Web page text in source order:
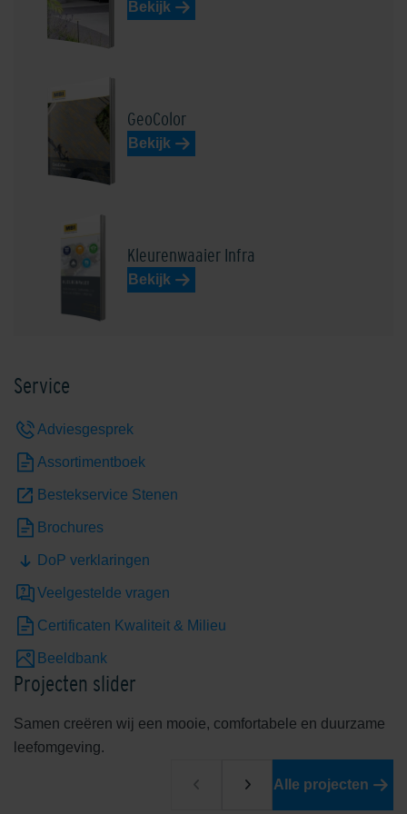
Edelbasaltzwart
Edeldonkerbruin
Edelrood
Bekijk
GeoColor
Bekijk
Kleurenwaaier Infra
Bekijk
Service
Adviesgesprek
Assortimentboek
Bestekservice Stenen
Brochures
DoP verklaringen
Veelgestelde vragen
Certificaten Kwaliteit & Milieu
Beeldbank
Projecten slider
Samen creëren wij een mooie, comfortabele en duurzame
leefomgeving.
Alle projecten